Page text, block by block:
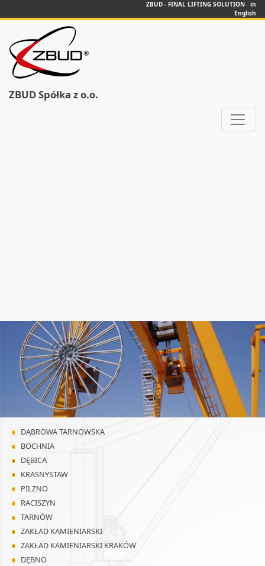
ZBUD - FINAL LIFTING SOLUTION in
English
ZBUD Spółka z o.o.
DĄBROWA TARNOWSKA
BOCHNIA
DĘBICA
KRASNYSTAW
PILZNO
RACISZYN
TARNÓW
ZAKŁAD KAMIENIARSKI
ZAKŁAD KAMIENIARSKI KRAKÓW
DĘBNO